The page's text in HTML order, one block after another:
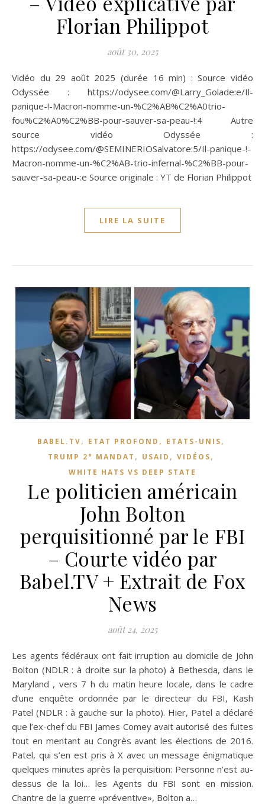
Florian Philippot
août 30, 2025
Vidéo du 29 août 2025 (durée 16 min) : Source vidéo
Odyssée : https://odysee.com/@Larry_Golade:e/Il-
panique-!-Macron-nomme-un-%C2%AB%C2%A0trio-
fou%C2%A0%C2%BB-pour-sauver-sa-peau-!:4 Autre
source vidéo Odyssée :
https://odysee.com/@SEMINERIOSalvatore:5/Il-panique-!-
Macron-nomme-un-%C2%AB-trio-infernal-%C2%BB-pour-
sauver-sa-peau-:e Source originale : YT de Florian Philippot
LIRE LA SUITE
BABEL.TV, ETAT PROFOND , ETATS-UNIS,
TRUMP 2° MANDAT , USAID , VIDÉOS,
WHITE HATS VS DEEP STATE
Le politicien américain
John Bolton
perquisitionné par le FBI
– Courte vidéo par
Babel.TV + Extrait de Fox
News
août 24, 2025
Les agents fédéraux ont fait irruption au domicile de John
Bolton (NDLR : à droite sur la photo) à Bethesda, dans le
Maryland , vers 7 h du matin heure locale, dans le cadre
d’une enquête ordonnée par le directeur du FBI, Kash
Patel (NDLR : à gauche sur la photo). Hier, Patel a déclaré
que l’ex-chef du FBI James Comey avait autorisé des fuites
tout en mentant au Congrès avant les élections de 2016.
Patel, qui s’en est pris à X avec un message énigmatique
quelques minutes après la perquisition: Personne n’est au-
dessus de la loi… les Agents du FBI sont en mission.
Chantre de la guerre «préventive», Bolton a…